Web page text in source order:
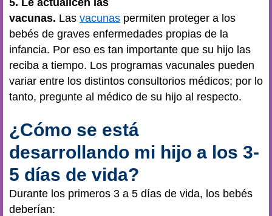
5. Le actualicen las
vacunas. Las vacunas permiten proteger a los
bebés de graves enfermedades propias de la
infancia. Por eso es tan importante que su hijo las
reciba a tiempo. Los programas vacunales pueden
variar entre los distintos consultorios médicos; por lo
tanto, pregunte al médico de su hijo al respecto.
¿Cómo se está
desarrollando mi hijo a los 3-
5 días de vida?
Durante los primeros 3 a 5 días de vida, los bebés
deberían: